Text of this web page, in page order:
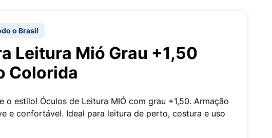
o Brasil
Leitura Mió Grau +1,50
Colorida
o estilo! Óculos de Leitura MIÓ com grau +1,50. Armação
e confortável. Ideal para leitura de perto, costura e uso